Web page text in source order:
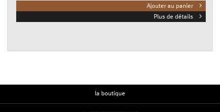
Ajouter au panier
Plus de détails
la boutique